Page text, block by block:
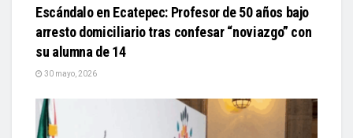
Escándalo en Ecatepec: Profesor de 50 años bajo
arresto domiciliario tras confesar “noviazgo” con
su alumna de 14
30 mayo, 2026